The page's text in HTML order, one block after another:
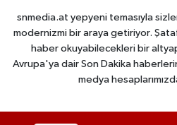
snmedia.at yepyeni temasıyla
modernizmi bir araya getiriyor.
haber okuyabilecekleri bir
Avrupa'ya dair Son Dakika
medya